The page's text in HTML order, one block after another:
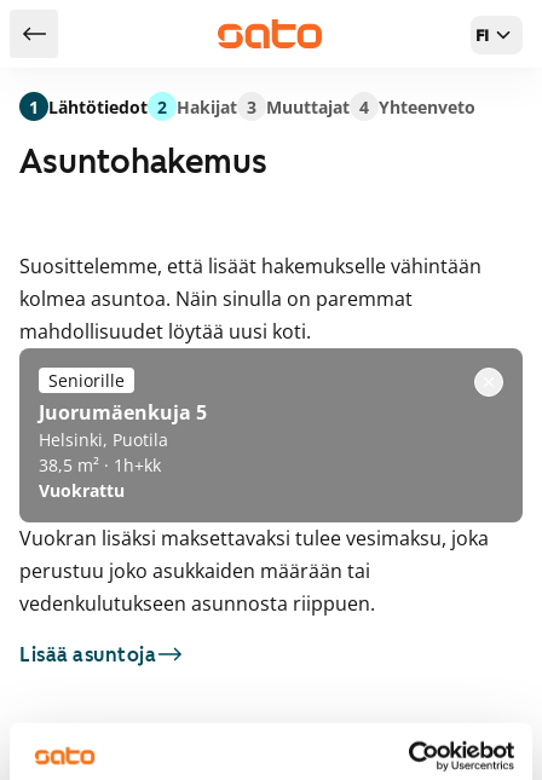
Takaisin hakutuloksiin FI
Asuntohakemus
Suosittelemme, että lisäät hakemukselle vähintään
kolmea asuntoa. Näin sinulla on paremmat
mahdollisuudet löytää uusi koti.
Seniorille
Juorumäenkuja 5
Helsinki, Puotila
38,5 m² · 1h+kk
Vuokrattu
Vuokran lisäksi maksettavaksi tulee vesimaksu, joka
perustuu joko asukkaiden määrään tai
vedenkulutukseen asunnosta riippuen.
Lisää asuntoja
Sinua saattaisi kiinnostaa myös
1 Lähtötiedot 2 Hakijat 3 Muuttajat 4 Yhteenveto